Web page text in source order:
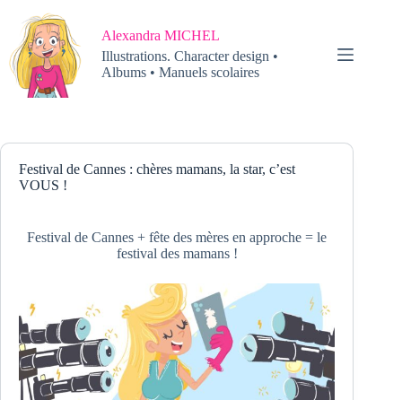
contenu
Alexandra MICHEL
Illustrations. Character design •
Albums • Manuels scolaires
Festival de Cannes : chères mamans, la star, c’est
VOUS !
Festival de Cannes + fête des mères en approche = le
festival des mamans !